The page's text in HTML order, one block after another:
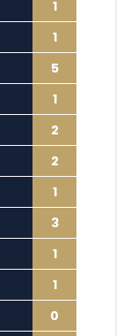
1
1
5
1
2
2
1
3
1
1
0